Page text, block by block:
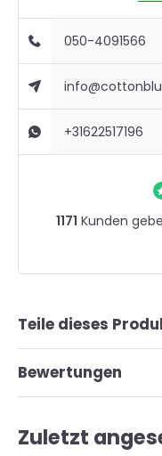
050-4091566
+31622517196
1171 Kunden
Teile dieses
Bewertungen
Zuletzt